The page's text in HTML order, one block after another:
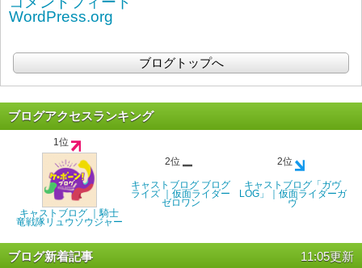
WordPress.org
ブログトップへ
ブログアクセスランキング
1位
キャストブログ ｜騎士
竜戦隊リュウソウジャー
2位
キャストブログ ブログ
ライズ ｜仮面ライダー
ゼロワン
2位
キャストブログ「ガヴ
LOG」｜仮面ライダーガ
ヴ
ブログ新着記事 11:05更新